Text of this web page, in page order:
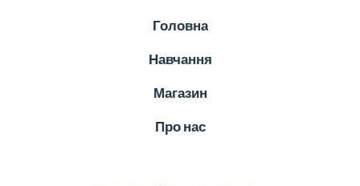
Головна
Навчання
Магазин
Про нас